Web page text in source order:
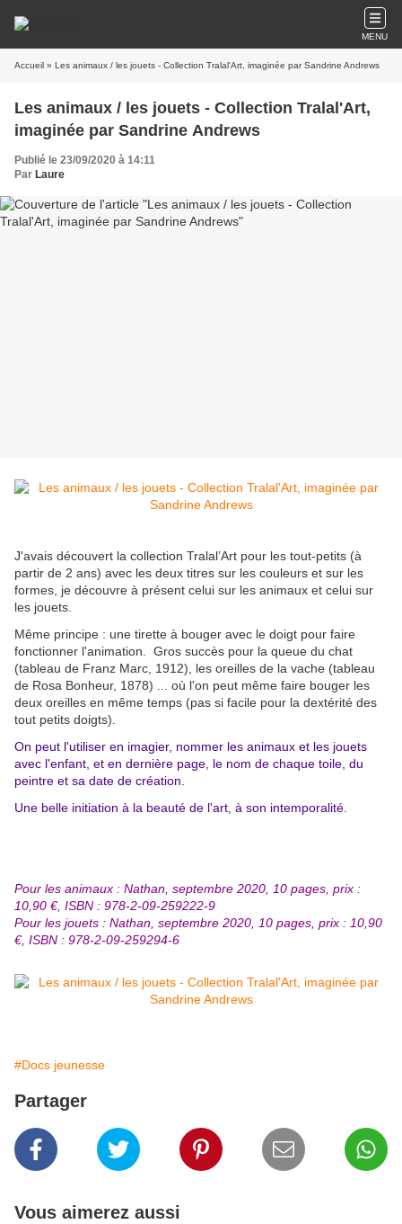
MENU
Accueil » Les animaux / les jouets - Collection Tralal'Art, imaginée par Sandrine Andrews
Les animaux / les jouets - Collection Tralal'Art,
imaginée par Sandrine Andrews
Publié le 23/09/2020 à 14:11
Par Laure
J'avais découvert la collection Tralal’Art pour les tout-petits (à
partir de 2 ans) avec les deux titres sur les couleurs et sur les
formes, je découvre à présent celui sur les animaux et celui sur
les jouets.
Même principe : une tirette à bouger avec le doigt pour faire
fonctionner l'animation. Gros succès pour la queue du chat
(tableau de Franz Marc, 1912), les oreilles de la vache (tableau
de Rosa Bonheur, 1878) ... où l'on peut même faire bouger les
deux oreilles en même temps (pas si facile pour la dextérité des
tout petits doigts).
On peut l'utiliser en imagier, nommer les animaux et les jouets
avec l'enfant, et en dernière page, le nom de chaque toile, du
peintre et sa date de création.
Une belle initiation à la beauté de l'art, à son intemporalité.
Pour les animaux : Nathan, septembre 2020, 10 pages, prix :
10,90 €, ISBN : 978-2-09-259222-9
Pour les jouets : Nathan, septembre 2020, 10 pages, prix : 10,90
€, ISBN : 978-2-09-259294-6
#Docs jeunesse
Partager
Vous aimerez aussi